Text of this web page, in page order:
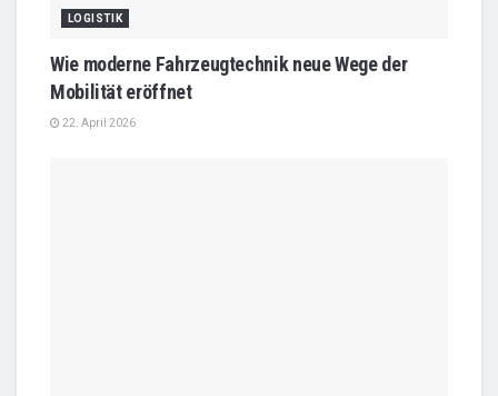
LOGISTIK
Wie moderne Fahrzeugtechnik neue Wege der
Mobilität eröffnet
22. April 2026